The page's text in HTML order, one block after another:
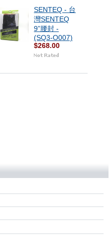
SENTEQ - 台
灣SENTEQ
9”腰封 -
(SQ3-O007)
$268.00